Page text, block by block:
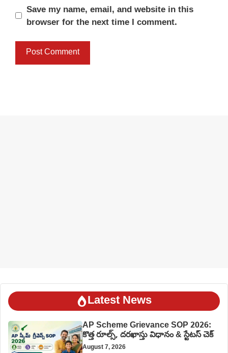
Save my name, email, and website in this
browser for the next time I comment.
Latest News
AP Scheme Grievance SOP 2026:
కొత్త రూల్స్, దరఖాస్తు విధానం & స్టేటస్ చెక్
August 7, 2026